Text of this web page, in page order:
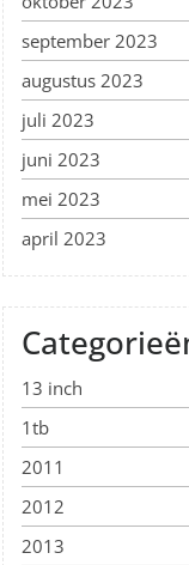
september 2023
augustus 2023
juli 2023
juni 2023
mei 2023
april 2023
13 inch
1tb
2011
2012
2013